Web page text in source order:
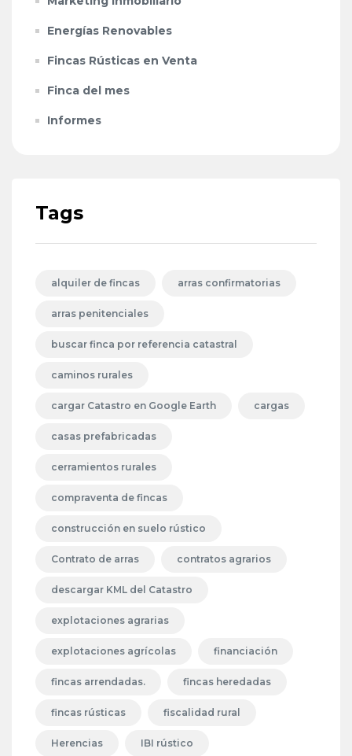
Energías Renovables
Fincas Rústicas en Venta
Finca del mes
Informes
Tags
alquiler de fincas arras confirmatorias
arras penitenciales
buscar finca por referencia catastral
caminos rurales
cargar Catastro en Google Earth cargas
casas prefabricadas
cerramientos rurales
compraventa de fincas
construcción en suelo rústico
Contrato de arras contratos agrarios
descargar KML del Catastro
explotaciones agrarias
explotaciones agrícolas financiación
fincas arrendadas. fincas heredadas
fincas rústicas fiscalidad rural
Herencias IBI rústico